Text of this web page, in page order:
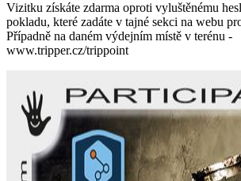
Vizitku získáte zdarma oproti vyluštěnému
pokladu, které zadáte v tajné sekci na webu
Případně na daném výdejním místě v terénu -
www.tripper.cz/trippoint